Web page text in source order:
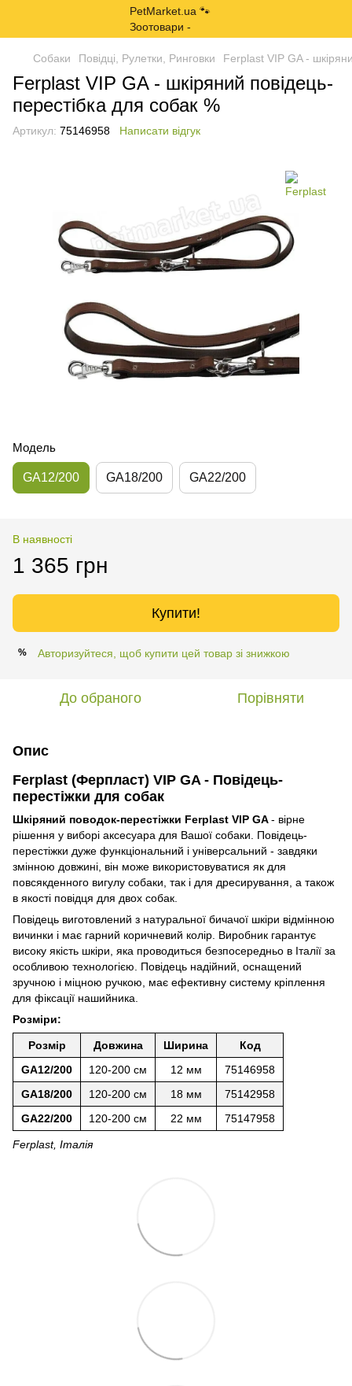
Собаки Повідці, Рулетки, Ринговки Ferplast VIP GA -
Ferplast VIP GA - шкіряний повідець-
перестібка для собак %
Артикул: 75146958 Написати відгук
Модель
GA12/200 GA18/200 GA22/200
В наявності
1 365 грн
Купити!
% Авторизуйтеся, щоб купити цей товар зі знижкою
До обраного Порівняти
Опис
Ferplast (Ферпласт) VIP GA - Повідець-
перестіжки для собак
Шкіряний поводок-перестіжки Ferplast VIP GA- вірне
рішення у виборі аксесуара для Вашої собаки. Повідець-
перестіжки дуже функціональний і універсальний - завдяки
змінною довжині, він може використовуватися як для
повсякденного вигулу собаки, так і для дресирування, а також
в якості повідця для двох собак.
Повідець виготовлений з натуральної бичачої шкіри відмінною
вичинки і має гарний коричневий колір. Виробник гарантує
високу якість шкіри, яка проводиться безпосередньо в Італії за
особливою технологією. Повідець надійний, оснащений
зручною і міцною ручкою, має ефективну систему кріплення
для фіксації нашийника.
Розміри:
Розмір Довжина Ширина
Код
GA12/200
120-200 см 12 мм
75146958
GA18/200
120-200 см 18 мм
75142958
GA22/200
120-200 см 22 мм 75147958
Ferplast, Італія